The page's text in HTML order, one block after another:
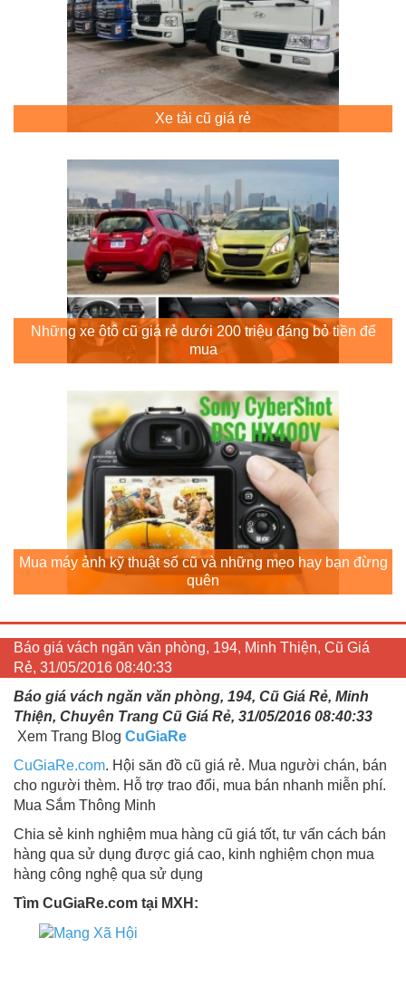
Xe tải cũ giá rẻ
Những xe ôtô cũ giá rẻ dưới 200 triệu đáng bỏ tiền để
mua
Mua máy ảnh kỹ thuật số cũ và những mẹo hay bạn đừng
quên
Báo giá vách ngăn văn phòng, 194, Minh Thiện, Cũ Giá
Rẻ, 31/05/2016 08:40:33
Báo giá vách ngăn văn phòng, 194, Cũ Giá Rẻ, Minh
Thiện, Chuyên Trang Cũ Giá Rẻ, 31/05/2016 08:40:33
Xem Trang Blog CuGiaRe
CuGiaRe.com. Hội săn đồ cũ giá rẻ. Mua người chán, bán
cho người thèm. Hỗ trợ trao đổi, mua bán nhanh miễn phí.
Mua Sắm Thông Minh
Chia sẻ kinh nghiệm mua hàng cũ giá tốt, tư vấn cách bán
hàng qua sử dụng được giá cao, kinh nghiệm chọn mua
hàng công nghệ qua sử dụng
Tìm CuGiaRe.com tại MXH: